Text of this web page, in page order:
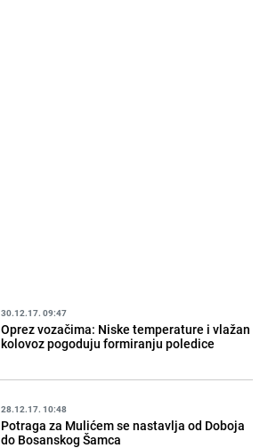
30.12.17. 09:47
Oprez vozačima: Niske temperature i vlažan
kolovoz pogoduju formiranju poledice
28.12.17. 10:48
Potraga za Mulićem se nastavlja od Doboja
do Bosanskog Šamca